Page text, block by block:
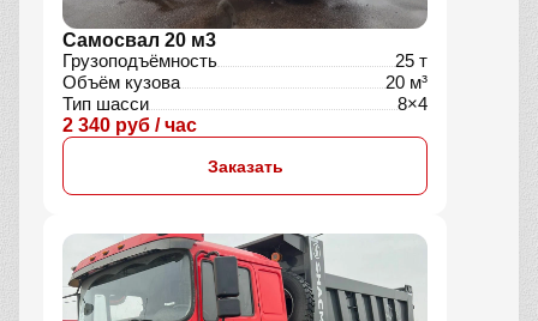
Самосвал 20 м3
Грузоподъёмность
25 т
Объём кузова
20 м³
Тип шасси
8×4
2 340 руб / час
Заказать